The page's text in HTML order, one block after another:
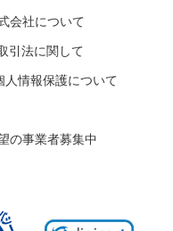
会社について
引法に関して
人情報保護について
の事業者募集中